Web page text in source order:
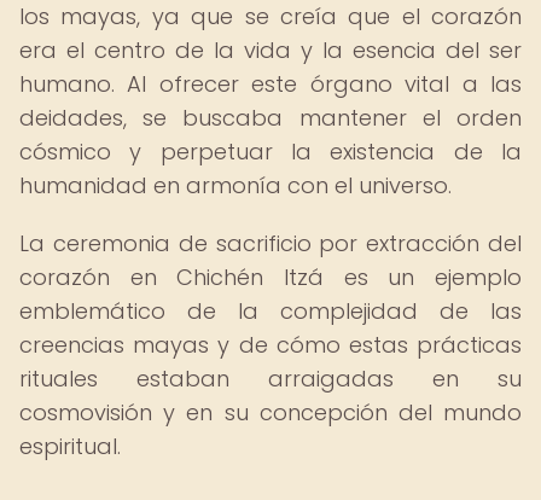
los mayas, ya que se creía que el corazón
era el centro de la vida y la esencia del ser
humano. Al ofrecer este órgano vital a las
deidades, se buscaba mantener el orden
cósmico y perpetuar la existencia de la
humanidad en armonía con el universo.
La ceremonia de sacrificio por extracción del
corazón en Chichén Itzá es un ejemplo
emblemático de la complejidad de las
creencias mayas y de cómo estas prácticas
rituales estaban arraigadas en su
cosmovisión y en su concepción del mundo
espiritual.